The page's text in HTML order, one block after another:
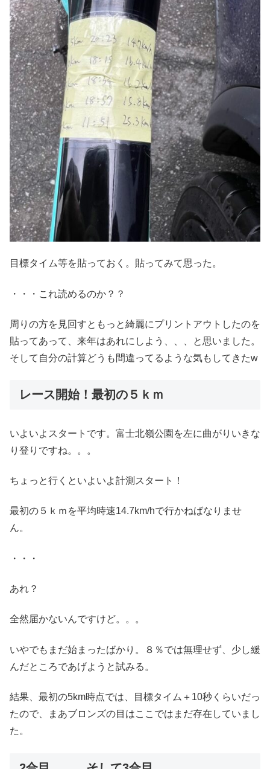
目標タイム等を貼っておく。貼ってみて思った。
・・・これ読めるのか？？
周りの方を見回すともっと綺麗にプリントアウトしたのを
貼ってあって、来年はあれにしよう、、、と思いました。
そして自分の計算どうも間違ってるような気もしてきたw
レース開始！最初の５ｋｍ
いよいよスタートです。富士北嶺公園を左に曲がりいきな
り登りですね。。。
ちょっと行くといよいよ計測スタート！
最初の５ｋｍを平均時速14.7km/hで行かねばなりませ
ん。
・・・
あれ？
全然届かないんですけど。。。
いやでもまだ始まったばかり。８％では無理せず、少し緩
んだところであげようと試みる。
結果、最初の5km時点では、目標タイム＋10秒くらいだっ
たので、まあブロンズの目はここではまだ存在していまし
た。